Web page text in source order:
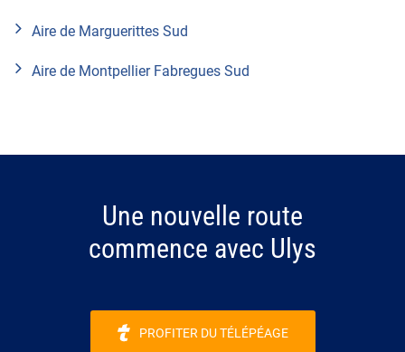
Aire de Marguerittes Sud
Aire de Montpellier Fabregues Sud
Une nouvelle route
commence avec Ulys
PROFITER DU TÉLÉPÉAGE